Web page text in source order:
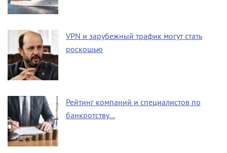
VPN и зарубежный трафик могут стать
роскошью
Рейтинг компаний и специалистов по
банкротству…